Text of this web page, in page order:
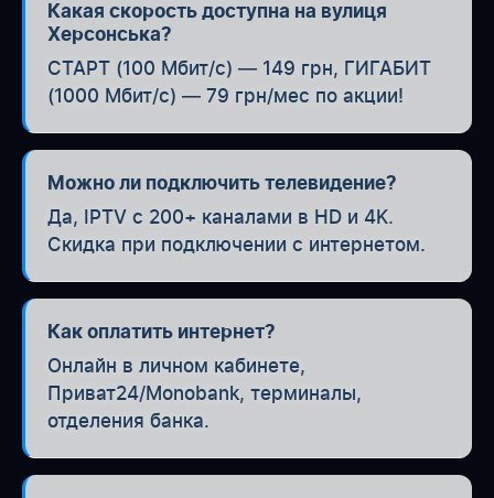
Какая скорость доступна на вулиця
Херсонська?
СТАРТ (100 Мбит/с) — 149 грн, ГИГАБИТ
(1000 Мбит/с) — 79 грн/мес по акции!
Можно ли подключить телевидение?
Да, IPTV с 200+ каналами в HD и 4K.
Скидка при подключении с интернетом.
Как оплатить интернет?
Онлайн в личном кабинете,
Приват24/Monobank, терминалы,
отделения банка.